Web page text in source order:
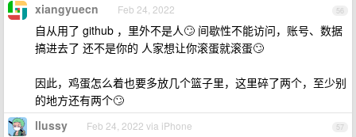
56
xiangyuecn Feb 24, 2022
自从用了 github ，里外不是人🙄 间歇性不能访问，账号、数据
搞进去了 还不是你的 人家想让你滚蛋就滚蛋🙄
因此，鸡蛋怎么着也要多放几个篮子里，这里碎了两个，至少别
的地方还有两个🙄
57
llussy Feb 24, 2022 via iPhone